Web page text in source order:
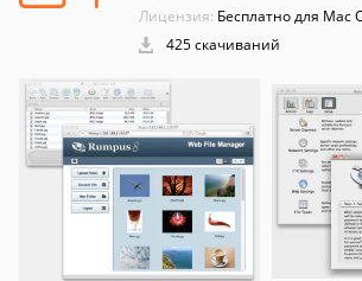
Лицензия: Бесплатно для Mac
425 скачиваний